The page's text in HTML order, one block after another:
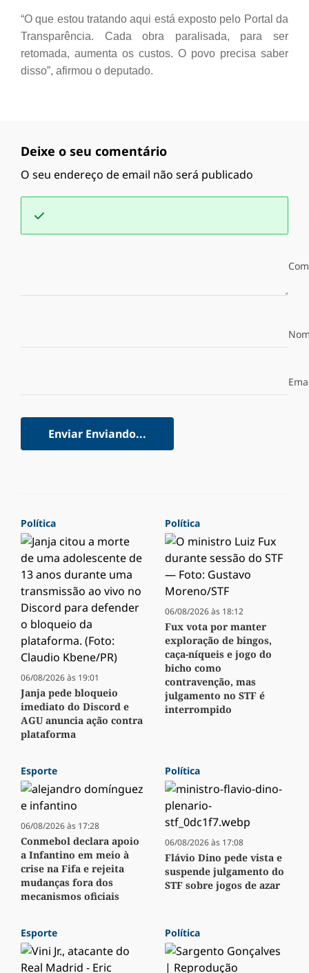
“O que estou tratando aqui está exposto pelo Portal da
Transparência. Cada obra paralisada, para ser
retomada, aumenta os custos. O povo precisa saber
disso”, afirmou o deputado.
Deixe o seu comentário
O seu endereço de email não será publicado
Enviar Enviando...
Política
06/08/2026 às 19:01
Janja pede bloqueio
imediato do Discord e
AGU anuncia ação contra
plataforma
Política
06/08/2026 às 18:12
Fux vota por manter
exploração de bingos,
caça-níqueis e jogo do
bicho como
contravenção, mas
julgamento no STF é
interrompido
Esporte
06/08/2026 às 17:28
Conmebol declara apoio
a Infantino em meio à
crise na Fifa e rejeita
mudanças fora dos
mecanismos oficiais
Política
06/08/2026 às 17:08
Flávio Dino pede vista e
suspende julgamento do
STF sobre jogos de azar
Esporte Política